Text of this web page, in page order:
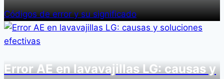
Códigos de error y su significado
Error AE en lavavajillas LG: causas y